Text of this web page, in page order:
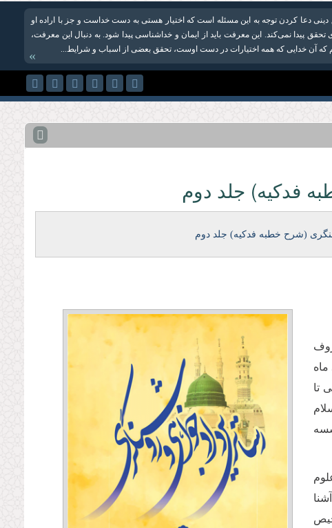
دعا کردن توجه به این مسئله است که اختیار هستی به دست خداست و جز با اراده او
تحقق پیدا نمی‌کند. این معرفت باید از ایمان و خداشناسی پیدا شود. به دنبال این معرفت،
که آن خدایی که همه اختیارات در دست اوست، تحقق بعضی از اسباب و شرایط...
»
فدکیه) جلد دوم
(شرح خطبه فدکیه) جلد دوم
ابتدای ماه
هجری شمسی تا